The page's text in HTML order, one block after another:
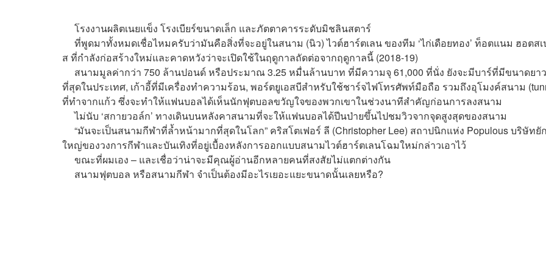
โรงงานผลิตเนยแข็ง โรงเบียร์ขนาดเล็ก และภัตตาคารระดับมิชลินสตาร์
ที่พูดมาทั้งหมดเชื่อไหมครับว่ามันคือสิ่งที่จะอยู่ในสนาม (นิว) ไวต์ฮาร์ตเลน ของทีม ‘ไก่เดือยทอง’ ท็อตแนม ฮอตสเ
ส ที่กำลังก่อสร้างใหม่และคาดหวังว่าจะเปิดใช้ในฤดูกาลถัดต่อจากฤดูกาลนี้ (2018-19)
สนามมูลค่ากว่า 750 ล้านปอนด์ หรือประมาณ 3.25 หมื่นล้านบาท ที่มีความจุ 61,000 ที่นั่ง ยังจะมีบาร์ที่มีขนาดยาว
ที่สุดในประเทศ, เก้าอี้ที่มีเครื่องทำความร้อน, พอร์ตยูเอสบีสำหรับใช้ชาร์จไฟโทรศัพท์มือถือ รวมถึงอุโมงค์สนาม
ที่ทำจากแก้ว ซึ่งจะทำให้แฟนบอลได้เห็นนักฟุตบอลขวัญใจของพวกเขาในช่วงนาทีสำคัญก่อนการลงสนาม
ไม่นับ ‘สกายวอล์ก’ ทางเดินบนหลังคาสนามที่จะให้แฟนบอลได้ปีนป่ายขึ้นไปชมวิวจากจุดสูงสุดของสนาม
“มันจะเป็นสนามกีฬาที่ล้ำหน้ามากที่สุดในโลก” คริสโตเฟอร์ ลี (Christopher Lee) สถาปนิกแห่ง Populous บริษัทยั
ใหญ่ของวงการกีฬาและบันเทิงที่อยู่เบื้องหลังการออกแบบสนามไวต์ฮาร์ตเลนโฉมใหม่กล่าวเอาไว้
ขณะที่ผมเอง – และเชื่อว่าน่าจะมีคุณผู้อ่านอีกหลายคนที่สงสัยไม่แตกต่างกัน
สนามฟุตบอล หรือสนามกีฬา จำเป็นต้องมีอะไรเยอะแยะขนาดนั้นเลยหรือ?